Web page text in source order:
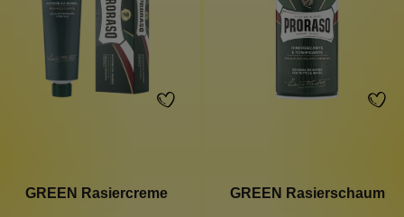
GREEN Rasiercreme GREEN Rasierschaum